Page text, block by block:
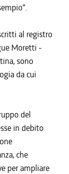
al registro
Moretti -
sono
da cui
del
in debito
che
per ampliare